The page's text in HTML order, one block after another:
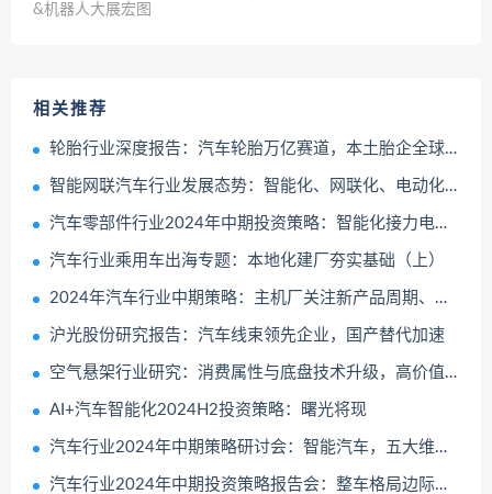
&机器人大展宏图
相关推荐
轮胎行业深度报告：汽车轮胎万亿赛道，本土胎企全球替代加速成长
智能网联汽车行业发展态势：智能化、网联化、电动化推动车联网智能终端的升级迭代
汽车零部件行业2024年中期投资策略：智能化接力电动化全球化从1到100
汽车行业乘用车出海专题：本地化建厂夯实基础（上）
2024年汽车行业中期策略：主机厂关注新产品周期、汽零关注盈利改善公司
沪光股份研究报告：汽车线束领先企业，国产替代加速
空气悬架行业研究：消费属性与底盘技术升级，高价值量与低渗透率的优质赛道
AI+汽车智能化2024H2投资策略：曙光将现
汽车行业2024年中期策略研讨会：智能汽车，五大维度打造日益坚固的生态护城河
汽车行业2024年中期投资策略报告会：整车格局边际改善、重卡景气持续修复